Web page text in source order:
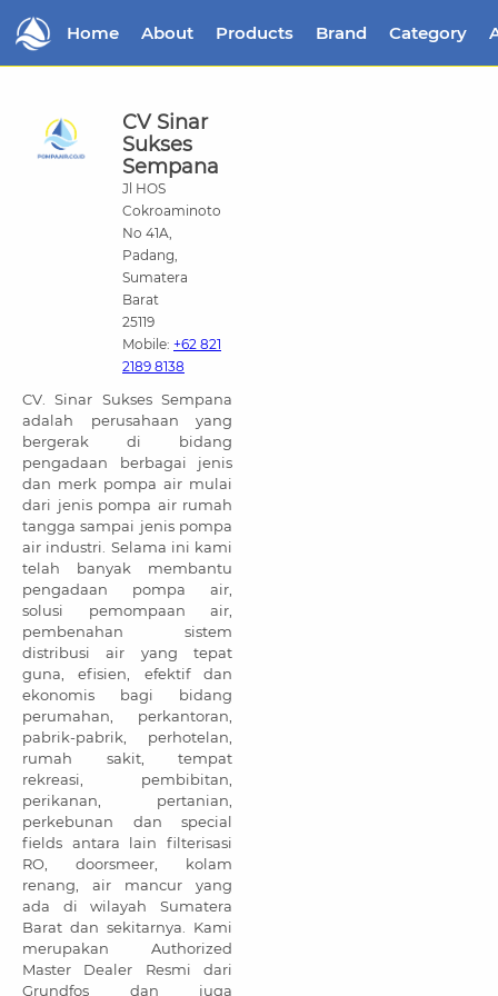
Home About Products Brand Category
CV Sinar
Sukses
Sempana
Jl HOS
Cokroaminoto
No 41A,
Padang,
Sumatera
Barat
25119
Mobile: +62 821
2189 8138
CV. Sinar Sukses Sempana
adalah perusahaan yang
bergerak di bidang
pengadaan berbagai jenis
dan merk pompa air mulai
dari jenis pompa air rumah
tangga sampai jenis pompa
air industri. Selama ini kami
telah banyak membantu
pengadaan pompa air,
solusi pemompaan air,
pembenahan sistem
distribusi air yang tepat
guna, efisien, efektif dan
ekonomis bagi bidang
perumahan, perkantoran,
pabrik-pabrik, perhotelan,
rumah sakit, tempat
rekreasi, pembibitan,
perikanan, pertanian,
perkebunan dan special
fields antara lain filterisasi
RO, doorsmeer, kolam
renang, air mancur yang
ada di wilayah Sumatera
Barat dan sekitarnya. Kami
merupakan Authorized
Master Dealer Resmi dari
Grundfos dan juga